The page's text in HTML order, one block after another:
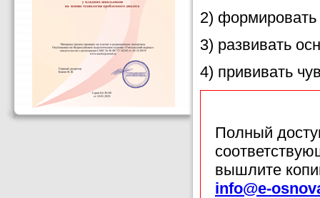
2) формировать
3) развивать
4) прививать
Полный
вышлите
info@e-